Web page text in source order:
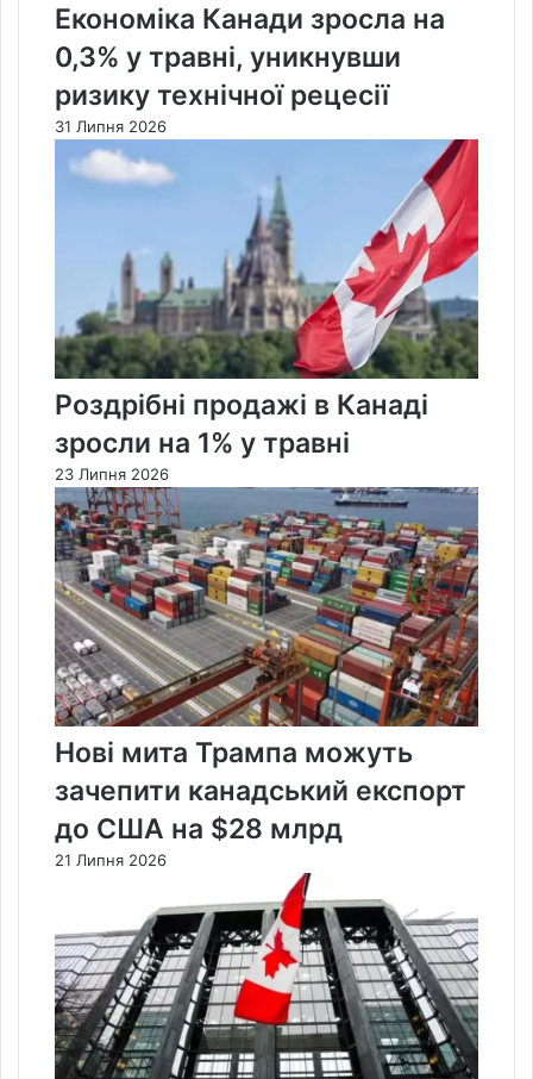
Економіка Канади зросла на
0,3% у травні, уникнувши
ризику технічної рецесії
31 Липня 2026
Роздрібні продажі в Канаді
зросли на 1% у травні
23 Липня 2026
Нові мита Трампа можуть
зачепити канадський експорт
до США на $28 млрд
21 Липня 2026